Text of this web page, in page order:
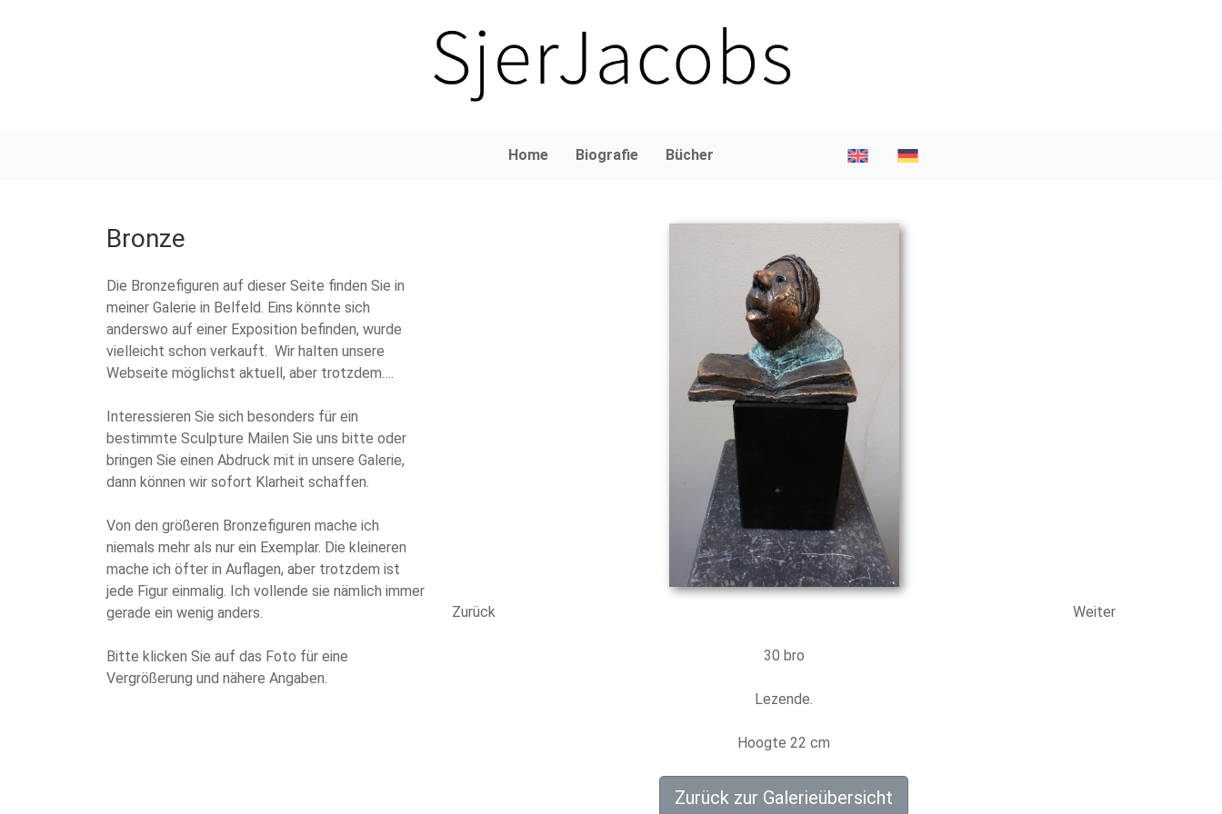
Home Biografie Bücher
Bronze
Die Bronzefiguren auf dieser Seite finden Sie in
meiner Galerie in Belfeld. Eins könnte sich
anderswo auf einer Exposition befinden, wurde
vielleicht schon verkauft. Wir halten unsere
Webseite möglichst aktuell, aber trotzdem….
Interessieren Sie sich besonders für ein
bestimmte Sculpture Mailen Sie uns bitte oder
bringen Sie einen Abdruck mit in unsere Galerie,
dann können wir sofort Klarheit schaffen.
Von den größeren Bronzefiguren mache ich
niemals mehr als nur ein Exemplar. Die kleineren
mache ich öfter in Auflagen, aber trotzdem ist
jede Figur einmalig. Ich vollende sie nämlich immer
gerade ein wenig anders.
Bitte klicken Sie auf das Foto für eine
Vergrößerung und nähere Angaben.
Zurück Weiter
30 bro
Lezende.
Hoogte 22 cm
Zurück zur Galerieübersicht